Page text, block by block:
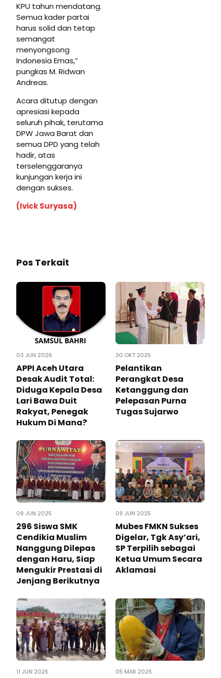
KPU tahun mendatang.
Semua kader partai
harus solid dan tetap
semangat
menyongsong
Indonesia Emas,”
pungkas M. Ridwan
Andreas.
Acara ditutup dengan
apresiasi kepada
seluruh pihak, terutama
DPW Jawa Barat dan
semua DPD yang telah
hadir, atas
terselenggaranya
kunjungan kerja ini
dengan sukses.
(Ivick Suryasa)
Pos Terkait
03 JUN 2026
APPI Aceh Utara
Desak Audit Total:
Diduga Kepala Desa
Lari Bawa Duit
Rakyat, Penegak
Hukum Di Mana?
30 OKT 2025
Pelantikan
Perangkat Desa
Ketanggung dan
Pelepasan Purna
Tugas Sujarwo
09 JUN 2025
296 Siswa SMK
Cendikia Muslim
Nanggung Dilepas
dengan Haru, Siap
Mengukir Prestasi di
Jenjang Berikutnya
09 JUN 2025
Mubes FMKN Sukses
Digelar, Tgk Asy’ari,
SP Terpilih sebagai
Ketua Umum Secara
Aklamasi
11 JUN 2025 05 MAR 2025